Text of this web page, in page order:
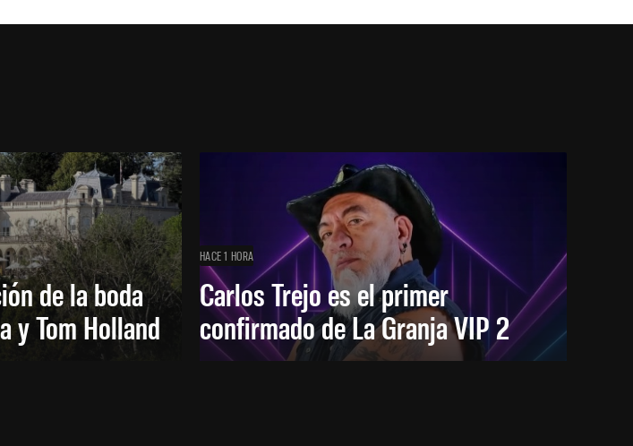
de la boda
y Tom Holland
HACE 1 HORA
Carlos Trejo es el primer
confirmado de La Granja VIP 2